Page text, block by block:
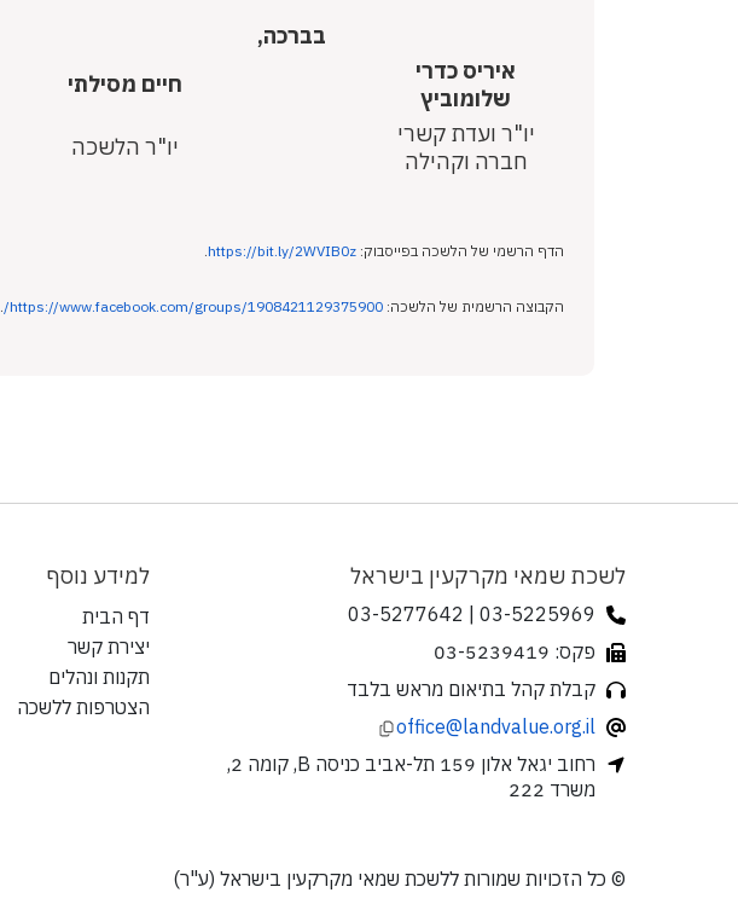
בברכה,
איריס כדרי
שלומוביץ
חיים מסילתי
יו"ר ועדת קשרי
חברה וקהילה
יו"ר הלשכה
הדף הרשמי של הלשכה בפייסבוק: https://bit.ly/2WVIB0z
.
הקבוצה הרשמית של הלשכה: https://www.facebook.com/groups/1908421129375900
/
.
לשכת שמאי מקרקעין בישראל
03-5225969 | 03-5277642
פקס: 03-5239419
קבלת קהל בתיאום מראש בלבד
office@landvalue.org.il
רחוב יגאל אלון 159 תל-אביב כניסה B, קומה 2,
משרד 222
למידע נוסף
דף הבית
יצירת קשר
תקנות ונהלים
הצטרפות ללשכה
© כל הזכויות שמורות ללשכת שמאי מקרקעין בישראל (ע"ר)